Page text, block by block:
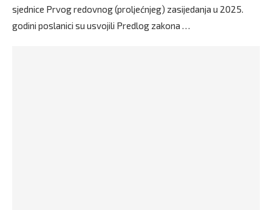
sjednice Prvog redovnog (proljećnjeg) zasijedanja u 2025.
godini poslanici su usvojili Predlog zakona …